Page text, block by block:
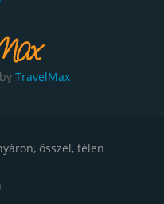
TravelMax
ősszel, télen